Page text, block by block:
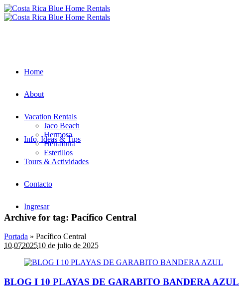
Home
About
Vacation Rentals
Jaco Beach
Hermosa
Herradura
Esterillos
Info, Ideas & Tips
Tours & Actividades
Contacto
Ingresar
Archive for tag: Pacífico Central
Portada » Pacífico Central
10.07202510 de julio de 2025
BLOG I 10 PLAYAS DE GARABITO BANDERA AZUL